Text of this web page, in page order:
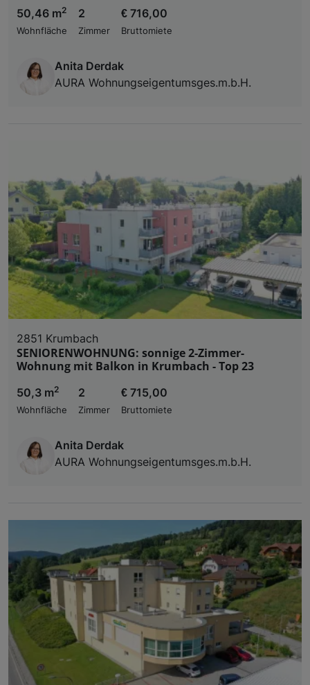
50,46 m2
Wohnfläche
2
Zimmer
€ 716,00
Bruttomiete
Anita Derdak
AURA Wohnungseigentumsges.m.b.H.
2851 Krumbach
SENIORENWOHNUNG: sonnige 2-Zimmer-
Wohnung mit Balkon in Krumbach - Top 23
50,3 m2
Wohnfläche
2
Zimmer
€ 715,00
Bruttomiete
Anita Derdak
AURA Wohnungseigentumsges.m.b.H.